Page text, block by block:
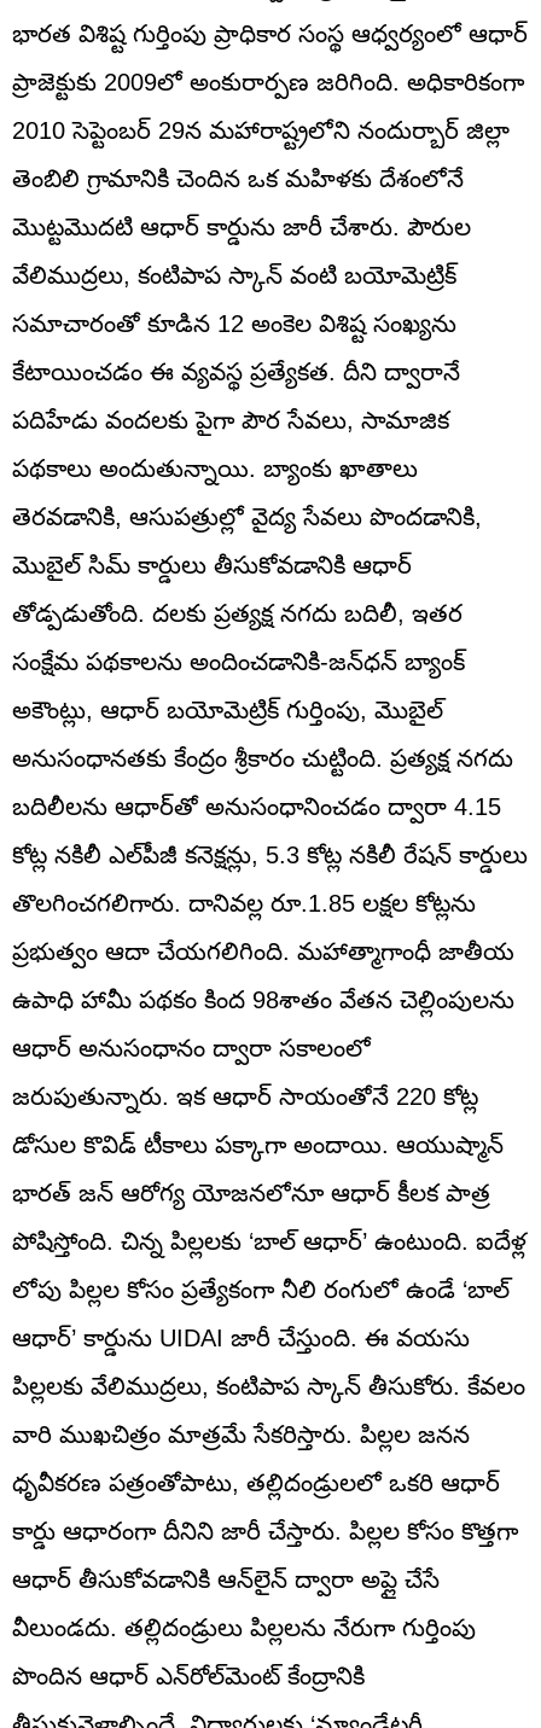
భారత విశిష్ట గుర్తింపు ప్రాధికార సంస్థ ఆధ్వర్యంలో ఆధార్
ప్రాజెక్టుకు 2009లో అంకురార్పణ జరిగింది. అధికారికంగా
2010 సెప్టెంబర్ 29న మహారాష్ట్రలోని నందుర్బార్ జిల్లా
తెంబిలి గ్రామానికి చెందిన ఒక మహిళకు దేశంలోనే
మొట్టమొదటి ఆధార్ కార్డును జారీ చేశారు. పౌరుల
వేలిముద్రలు, కంటిపాప స్కాన్ వంటి బయోమెట్రిక్
సమాచారంతో కూడిన 12 అంకెల విశిష్ట సంఖ్యను
కేటాయించడం ఈ వ్యవస్థ ప్రత్యేకత. దీని ద్వారానే
పదిహేడు వందలకు పైగా పౌర సేవలు, సామాజిక
పథకాలు అందుతున్నాయి. బ్యాంకు ఖాతాలు
తెరవడానికి, ఆసుపత్రుల్లో వైద్య సేవలు పొందడానికి,
మొబైల్‌ సిమ్‌ కార్డులు తీసుకోవడానికి ఆధార్‌
తోడ్పడుతోంది. దలకు ప్రత్యక్ష నగదు బదిలీ, ఇతర
సంక్షేమ పథకాలను అందించడానికి-జన్‌ధన్‌ బ్యాంక్‌
అకౌంట్లు, ఆధార్‌ బయోమెట్రిక్‌ గుర్తింపు, మొబైల్‌
అనుసంధానతకు కేంద్రం శ్రీకారం చుట్టింది. ప్రత్యక్ష నగదు
బదిలీలను ఆధార్‌తో అనుసంధానించడం ద్వారా 4.15
కోట్ల నకిలీ ఎల్‌పీజీ కనెక్షన్లు, 5.3 కోట్ల నకిలీ రేషన్‌ కార్డులు
తొలగించగలిగారు. దానివల్ల రూ.1.85 లక్షల కోట్లను
ప్రభుత్వం ఆదా చేయగలిగింది. మహాత్మాగాంధీ జాతీయ
ఉపాధి హామీ పథకం కింద 98శాతం వేతన చెల్లింపులను
ఆధార్‌ అనుసంధానం ద్వారా సకాలంలో
జరుపుతున్నారు. ఇక ఆధార్‌ సాయంతోనే 220 కోట్ల
డోసుల కొవిడ్‌ టీకాలు పక్కాగా అందాయి. ఆయుష్మాన్‌
భారత్‌ జన్‌ ఆరోగ్య యోజనలోనూ ఆధార్‌ కీలక పాత్ర
పోషిస్తోంది. చిన్న పిల్లలకు ‘బాల్ ఆధార్’ ఉంటుంది. ఐదేళ్ల
లోపు పిల్లల కోసం ప్రత్యేకంగా నీలి రంగులో ఉండే ‘బాల్
ఆధార్’ కార్డును UIDAI జారీ చేస్తుంది. ఈ వయసు
పిల్లలకు వేలిముద్రలు, కంటిపాప స్కాన్ తీసుకోరు. కేవలం
వారి ముఖచిత్రం మాత్రమే సేకరిస్తారు. పిల్లల జనన
ధృవీకరణ పత్రంతోపాటు, తల్లిదండ్రులలో ఒకరి ఆధార్
కార్డు ఆధారంగా దీనిని జారీ చేస్తారు. పిల్లల కోసం కొత్తగా
ఆధార్ తీసుకోవడానికి ఆన్‌లైన్ ద్వారా అప్లై చేసే
వీలుండదు. తల్లిదండ్రులు పిల్లలను నేరుగా గుర్తింపు
పొందిన ఆధార్ ఎన్‌రోల్‌మెంట్ కేంద్రానికి